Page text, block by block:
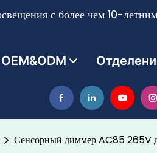
с более чем 10-
OEM&ODM
Сенсорный диммер AC85 265V